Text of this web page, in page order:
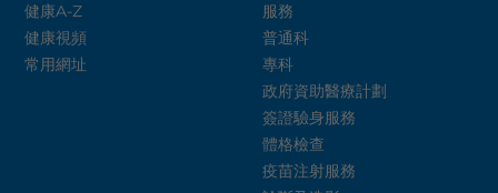
健康A-Z
健康視頻
常用網址
服務
普通科
專科
政府資助醫療計劃
簽證驗身服務
體格檢查
疫苗注射服務